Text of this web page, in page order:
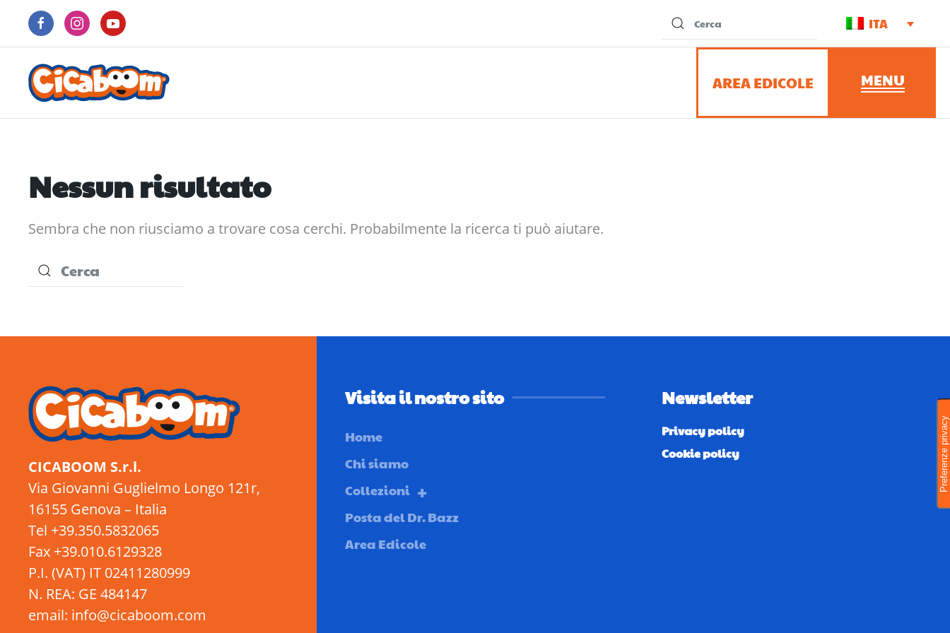
ITA
AREA EDICOLE
Nessun risultato
Sembra che non riusciamo a trovare cosa cerchi. Probabilmente la ricerca ti può aiutare.
CICABOOM S.r.l.
Via Giovanni Guglielmo Longo 121r,
16155 Genova – Italia
Tel +39.350.5832065
Fax +39.010.6129328
P.I. (VAT) IT 02411280999
N. REA: GE 484147
email: info@cicaboom.com
Visita il nostro sito
Home
Chi siamo
Collezioni
Posta del Dr. Bazz
Area Edicole
Newsletter
Privacy policy
Cookie policy